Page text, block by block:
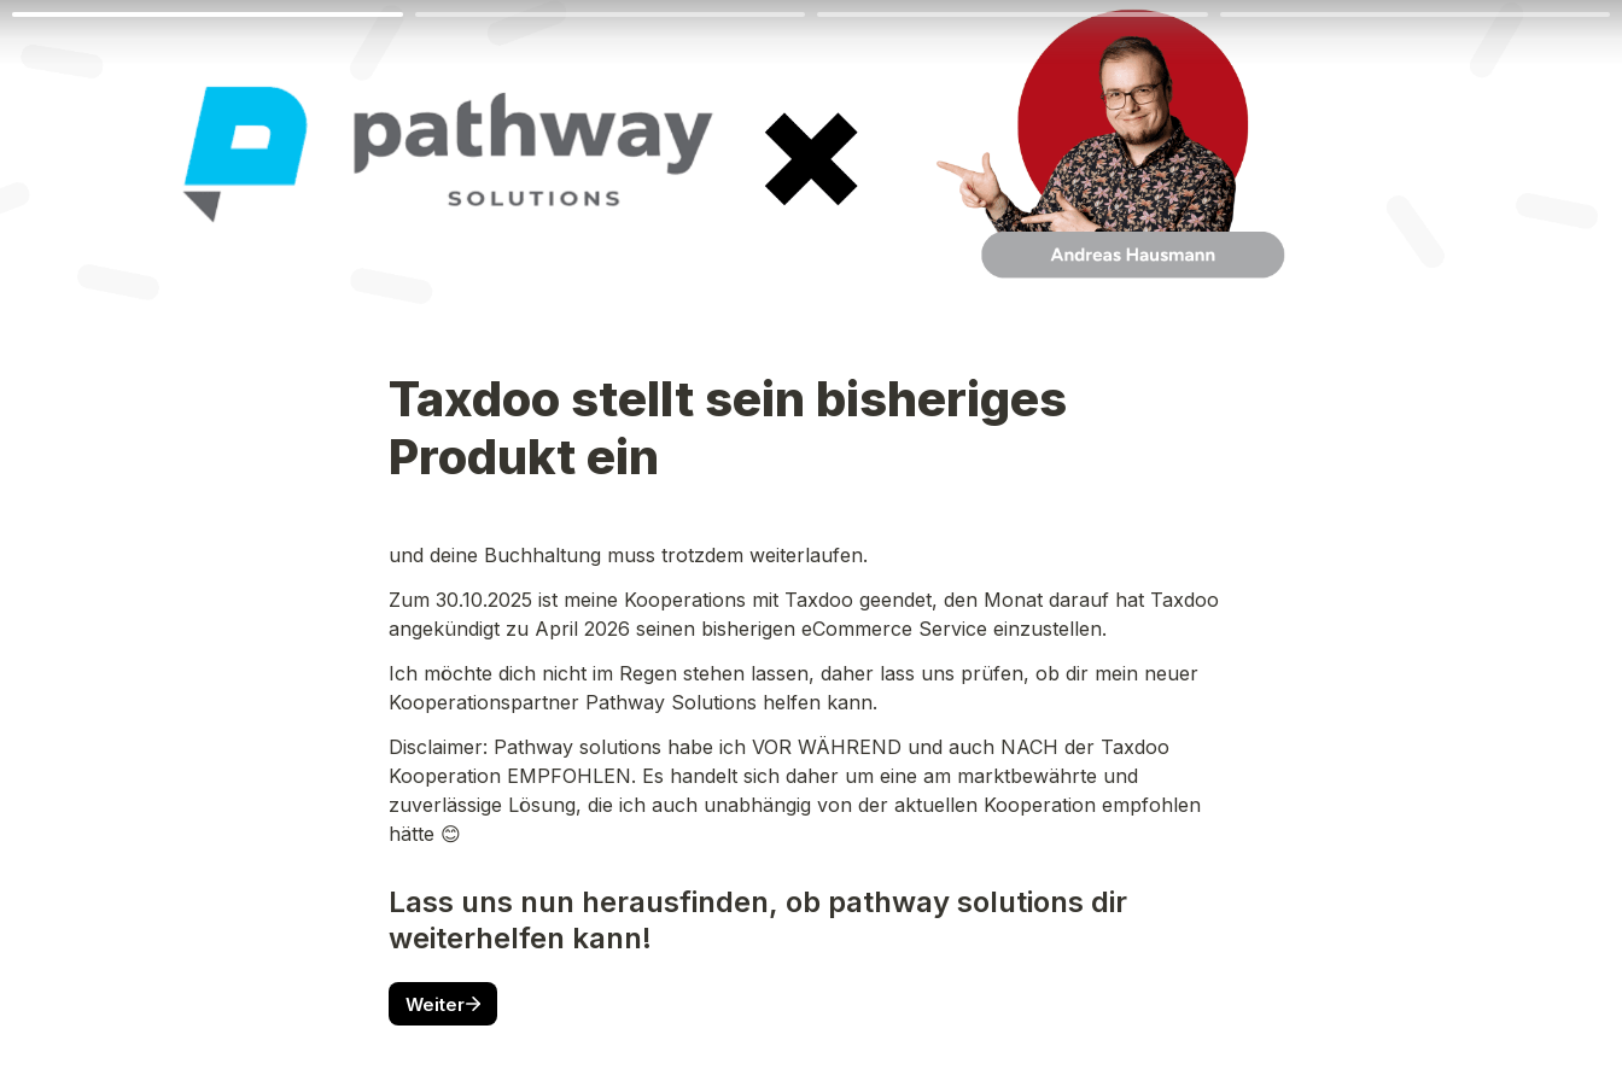
Taxdoo stellt sein bisheriges
Produkt ein
und deine Buchhaltung muss trotzdem weiterlaufen.
Zum 30.10.2025 ist meine Kooperations mit Taxdoo geendet, den Monat darauf hat Taxdoo
angekündigt zu April 2026 seinen bisherigen eCommerce Service einzustellen.
Ich möchte dich nicht im Regen stehen lassen, daher lass uns prüfen, ob dir mein neuer
Kooperationspartner Pathway Solutions helfen kann.
Disclaimer: Pathway solutions habe ich VOR WÄHREND und auch NACH der Taxdoo
Kooperation EMPFOHLEN. Es handelt sich daher um eine am marktbewährte und
zuverlässige Lösung, die ich auch unabhängig von der aktuellen Kooperation empfohlen
hätte 😊
Lass uns nun herausfinden, ob pathway solutions dir
weiterhelfen kann!
Weiter